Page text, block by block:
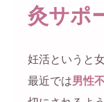
灸サポ
妊活というと
最近では男性